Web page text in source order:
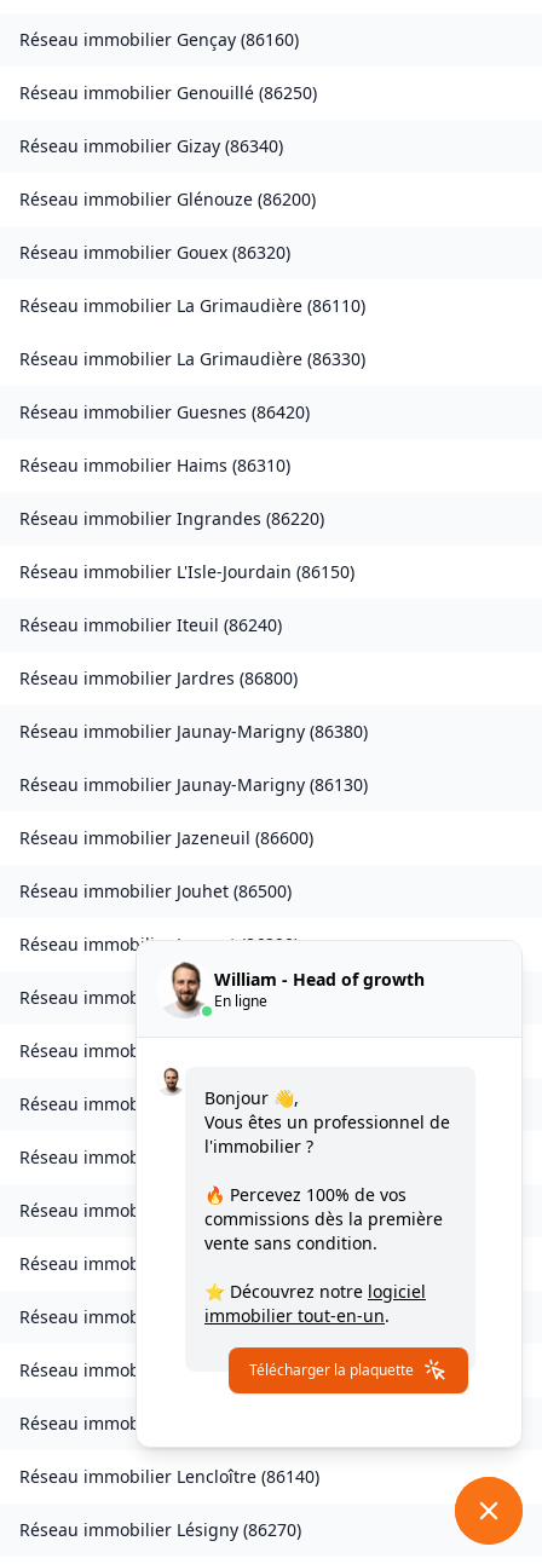
Réseau immobilier Gençay (86160)
Réseau immobilier Genouillé (86250)
Réseau immobilier Gizay (86340)
Réseau immobilier Glénouze (86200)
Réseau immobilier Gouex (86320)
Réseau immobilier La Grimaudière (86110)
Réseau immobilier La Grimaudière (86330)
Réseau immobilier Guesnes (86420)
Réseau immobilier Haims (86310)
Réseau immobilier Ingrandes (86220)
Réseau immobilier L'Isle-Jourdain (86150)
Réseau immobilier Iteuil (86240)
Réseau immobilier Jardres (86800)
Réseau immobilier Jaunay-Marigny (86380)
Réseau immobilier Jaunay-Marigny (86130)
Réseau immobilier Jazeneuil (86600)
Réseau immobilier Jouhet (86500)
Réseau immobilierJournet(86290)
Réseau immobilierJoussé(86350
Réseau immobilier
Réseau immobilier Latillé(86190)
Réseau immobilier Lauthiers(86300
Réseau immobilier Boivre-la-Vallée( 86470
Réseau immobilier
Réseau immobilier Leigné-les-Bois(86450)
Réseau immobilier Leignes-sur-Fontaine (86300)
Réseau immobilier
Réseau immobilier Lencloître (86140)
Réseau immobilier Lésigny (86270)
William - Head of growth
En ligne
Bonjour 👋,
Vous êtes un professionnel de
l'immobilier ?
🔥 Percevez 100% de vos
commissions dès la première
vente sans condition.
⭐ Découvrez notre logiciel
immobilier tout-en-un.
Télécharger la plaquette